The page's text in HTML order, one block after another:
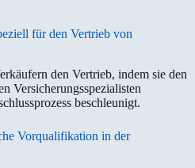
für den Vertrieb von
den Vertrieb, indem sie den
Versicherungsspezialisten
beschleunigt.
Vorqualifikation in der